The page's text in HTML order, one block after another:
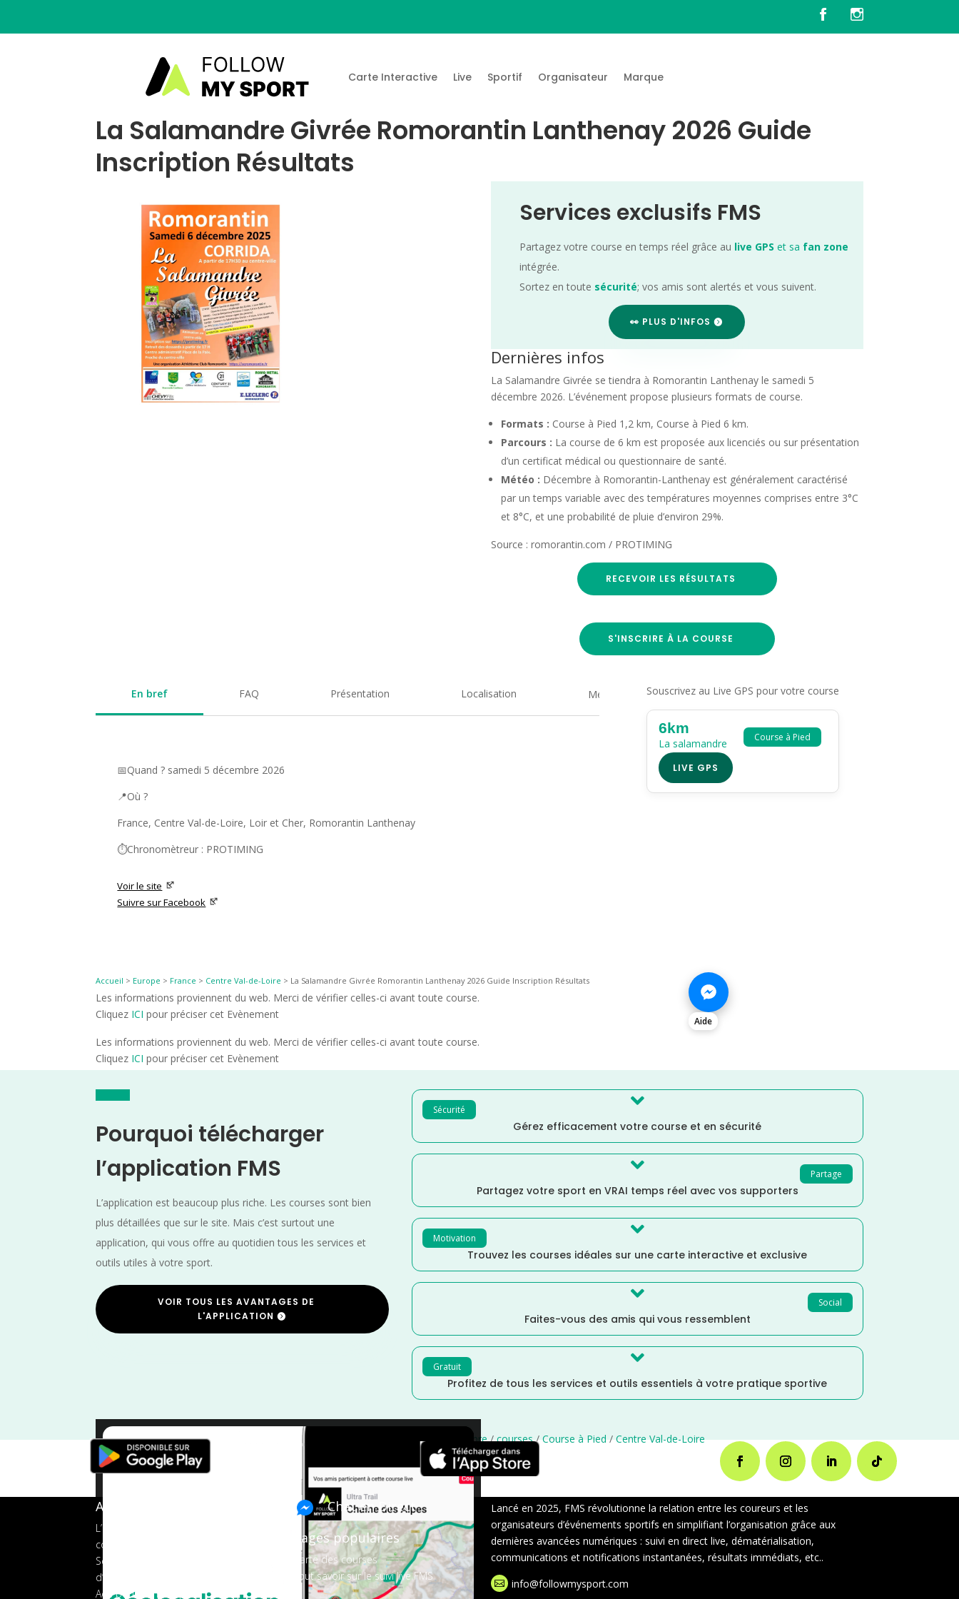
Carte Interactive Live Sportif Organisateur Marque
La Salamandre Givrée Romorantin Lanthenay 2026 Guide
Inscription Résultats
Services exclusifs FMS
Partagez votre course en temps réel grâce au live GPS et sa fan zone
intégrée.
Sortez en toute sécurité; vos amis sont alertés et vous suivent.
👀 PLUS D'INFOS
Dernières infos
La Salamandre Givrée se tiendra à Romorantin Lanthenay le samedi 5
décembre 2026. L’événement propose plusieurs formats de course.
Formats : Course à Pied 1,2 km, Course à Pied 6 km.
Parcours : La course de 6 km est proposée aux licenciés ou sur présentation
d’un certificat médical ou questionnaire de santé.
Météo : Décembre à Romorantin-Lanthenay est généralement caractérisé
par un temps variable avec des températures moyennes comprises entre 3°C
et 8°C, et une probabilité de pluie d’environ 29%.
Source : romorantin.com / PROTIMING
RECEVOIR LES RÉSULTATS
S'INSCRIRE À LA COURSE
En bref FAQ Présentation Localisation Medias
📅Quand ? samedi 5 décembre 2026
📍Où ?
France, Centre Val-de-Loire, Loir et Cher, Romorantin Lanthenay
⏱️Chronomètreur : PROTIMING
Voir le site
Suivre sur Facebook
Souscrivez au Live GPS pour votre course
Course à Pied
6km
La salamandre
LIVE GPS
Accueil > Europe > France > Centre Val-de-Loire > La Salamandre Givrée Romorantin Lanthenay 2026 Guide Inscription Résultats
Les informations proviennent du web. Merci de vérifier celles-ci avant toute course.
Cliquez ICI pour préciser cet Evènement
Les informations proviennent du web. Merci de vérifier celles-ci avant toute course.
Cliquez ICI pour préciser cet Evènement
Aide
Pourquoi télécharger
l’application FMS
L’application est beaucoup plus riche. Les courses sont bien
plus détaillées que sur le site. Mais c’est surtout une
application, qui vous offre au quotidien tous les services et
outils utiles à votre sport.
VOIR TOUS LES AVANTAGES DE
L'APPLICATION
Sécurité 
Gérez efficacement votre course et en sécurité
Partage

Partagez votre sport en VRAI temps réel avec vos supporters
Motivation 
Trouvez les courses idéales sur une carte interactive et exclusive
Social

Faites-vous des amis qui vous ressemblent
Gratuit 
Profitez de tous les services et outils essentiels à votre pratique sportive
×
Loir et Cher Distance Faible Décembre/courses/Course à Pied/Centre Val-de-Loire
A propos de FMS
L’application tout-en-un pour les
coureurs
Services aux organisateurs
d’événements
Ads pour les marques
Chat en Direct
Pages populaires
Carte des courses
Tout savoir sur le suivi live FMS
Lancé en 2025, FMS révolutionne la relation entre les coureurs et les
organisateurs d’événements sportifs en simplifiant l’organisation grâce aux
dernières avancées numériques : suivi en direct live, dématérialisation,
communications et notifications instantanées, résultats immédiats, etc..
 info@followmysport.com